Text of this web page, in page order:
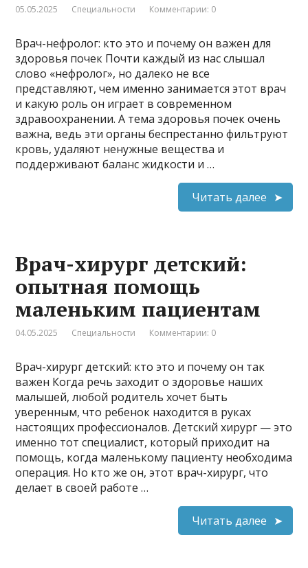
05.05.2025 Специальности Комментарии: 0
Врач-нефролог: кто это и почему он важен для
здоровья почек Почти каждый из нас слышал
слово «нефролог», но далеко не все
представляют, чем именно занимается этот врач
и какую роль он играет в современном
здравоохранении. А тема здоровья почек очень
важна, ведь эти органы беспрестанно фильтруют
кровь, удаляют ненужные вещества и
поддерживают баланс жидкости и …
Читать далее
Врач-хирург детский:
опытная помощь
маленьким пациентам
04.05.2025 Специальности Комментарии: 0
Врач-хирург детский: кто это и почему он так
важен Когда речь заходит о здоровье наших
малышей, любой родитель хочет быть
уверенным, что ребенок находится в руках
настоящих профессионалов. Детский хирург — это
именно тот специалист, который приходит на
помощь, когда маленькому пациенту необходима
операция. Но кто же он, этот врач-хирург, что
делает в своей работе …
Читать далее